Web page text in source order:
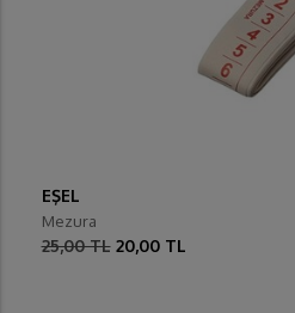
EŞEL
Mezura
25,00 TL 20,00 TL